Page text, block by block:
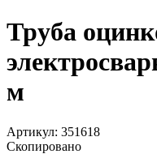
Труба
м
Артикул: 351618
Скопировано